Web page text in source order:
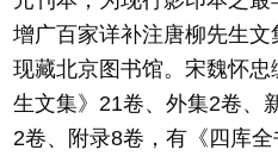
增广百家详补注唐柳先生文
现藏北京图书馆。宋魏怀
生文集》21卷、外集2卷、
2卷、附录8卷，有《四库